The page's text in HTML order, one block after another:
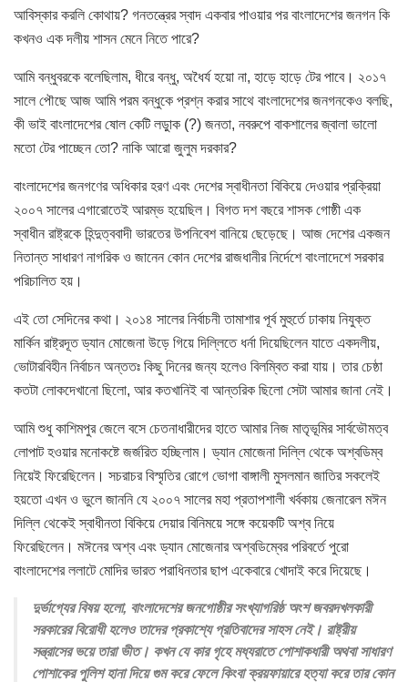
আবিস্কার করলি কোথায়? গনতন্ত্রের স্বাদ একবার পাওয়ার পর বাংলাদেশের জনগন কি
কখনও এক দলীয় শাসন মেনে নিতে পারে?
আমি বন্ধুবরকে বলেছিলাম, ধীরে বন্ধু, অধৈর্য হয়ো না, হাড়ে হাড়ে টের পাবে। ২০১৭
সালে পৌছে আজ আমি পরম বন্ধুকে প্রশ্ন করার সাথে বাংলাদেশের জনগনকেও বলছি,
কী ভাই বাংলাদেশের ষোল কেটি লড়াুক (?) জনতা, নবরুপে বাকশালের জ্বালা ভালো
মতো টের পাচ্ছেন তো? নাকি আরো জুলুম দরকার?
বাংলাদেশের জনগণের অধিকার হরণ এবং দেশের স্বাধীনতা বিকিয়ে দেওয়ার প্রক্রিয়া
২০০৭ সালের এগারোতেই আরম্ভ হয়েছিল। বিগত দশ বছরে শাসক গোষ্ঠী এক
স্বাধীন রাষ্ট্রকে হিন্দুত্ববাদী ভারতের উপনিবেশ বানিয়ে ছেড়েছে। আজ দেশের একজন
নিতান্ত সাধারণ নাগরিক ও জানেন কোন দেশের রাজধানীর নির্দেশে বাংলাদেশে সরকার
পরিচালিত হয়।
এই তো সেদিনের কথা। ২০১৪ সালের নির্বাচনী তামাশার পূর্ব মুহুর্তে ঢাকায় নিযুক্ত
মার্কিন রাষ্ট্রদূত ড্যান মোজেনা উড়ে গিয়ে দিল্লিতে ধর্না দিয়েছিলেন যাতে একদলীয়,
ভোটারবিহীন নির্বাচন অন্ততঃ কিছু দিনের জন্য হলেও বিলম্বিত করা যায়। তার চেষ্ঠা
কতটা লোকদেখানো ছিলো, আর কতখানিই বা আন্তরিক ছিলো সেটা আমার জানা নেই।
আমি শুধু কাশিমপুর জেলে বসে চেতনাধারীদের হাতে আমার নিজ মাতৃভূমির সার্বভৌমত্ব
লোপাট হওয়ার মনোকষ্টে জর্জরিত হচ্ছিলাম। ড্যান মোজেনা দিল্লি থেকে অশ্বডিম্ব
নিয়েই ফিরেছিলেন। সচরাচর বিস্মৃতির রোগে ভোগা বাঙ্গালী মুসলমান জাতির সকলেই
হয়তো এখন ও ভুলে জাননি যে ২০০৭ সালের মহা প্রতাপশালী খর্বকায় জেনারেল মঈন
দিল্লি থেকেই স্বাধীনতা বিকিয়ে দেয়ার বিনিময়ে সঙ্গে কয়েকটি অশ্ব নিয়ে
ফিরেছিলেন। মঈনের অশ্ব এবং ড্যান মোজেনার অশ্বডিম্বের পরিবর্তে পুরো
বাংলাদেশের ললাটে মোদির ভারত পরাধিনতার ছাপ একেবারে খোদাই করে দিয়েছে।
দুর্ভাগ্যের বিষয় হলো, বাংলাদেশের জনগোষ্ঠীর সংখ্যাগরিষ্ঠ অংশ জবরদখলকারী
সরকারের বিরোধী হলেও তাদের প্রকাশ্যে প্রতিবাদের সাহস নেই। রাষ্ট্রীয়
সন্ত্রাসের ভয়ে তারা ভীত। কখন যে কার গৃহে মধ্যরাতে পোশাকধারী অথবা সাধারণ
পোশাকের পুলিশ হানা দিয়ে গুম করে ফেলে কিংবা ক্রয়ফায়ারে হত্যা করে তার কোন